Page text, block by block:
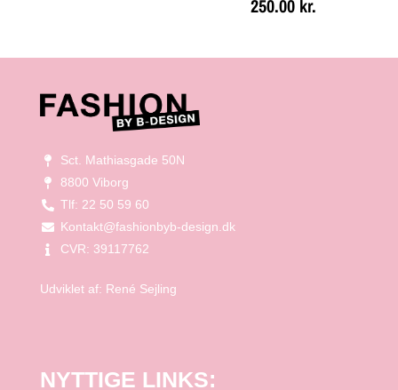
250.00 kr.
Sct. Mathiasgade 50N
8800 Viborg
Tlf: 22 50 59 60
Kontakt@fashionbyb-design.dk
CVR: 39117762
Udviklet af: René Sejling
NYTTIGE LINKS: